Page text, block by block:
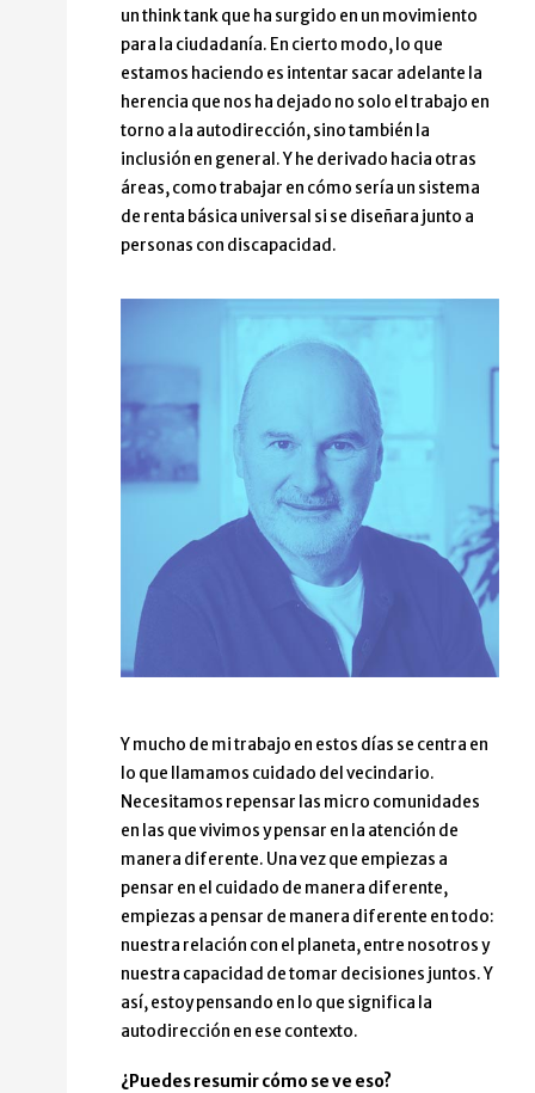
un think tank que ha surgido en un movimiento
para la ciudadanía. En cierto modo, lo que
estamos haciendo es intentar sacar adelante la
herencia que nos ha dejado no solo el trabajo en
torno a la autodirección, sino también la
inclusión en general. Y he derivado hacia otras
áreas, como trabajar en cómo sería un sistema
de renta básica universal si se diseñara junto a
personas con discapacidad.
Y mucho de mi trabajo en estos días se centra en
lo que llamamos cuidado del vecindario.
Necesitamos repensar las micro comunidades
en las que vivimos y pensar en la atención de
manera diferente. Una vez que empiezas a
pensar en el cuidado de manera diferente,
empiezas a pensar de manera diferente en todo:
nuestra relación con el planeta, entre nosotros y
nuestra capacidad de tomar decisiones juntos. Y
así, estoy pensando en lo que significa la
autodirección en ese contexto.
¿Puedes resumir cómo se ve eso?